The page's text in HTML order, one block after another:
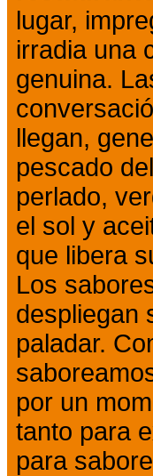
lugar,
irradia una
genuina.
llegan,
pescado
perlado,
el sol y
que libera
Los
despliegan
paladar.
por un
tanto para
para